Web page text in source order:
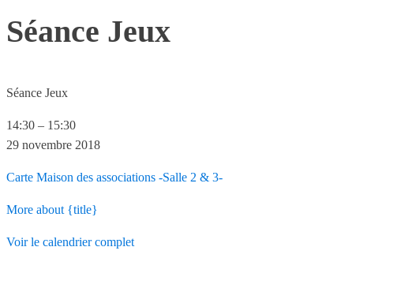
Séance Jeux
Séance Jeux
14:30 – 15:30
29 novembre 2018
Carte Maison des associations -Salle 2 & 3-
More about {title}
Voir le calendrier complet